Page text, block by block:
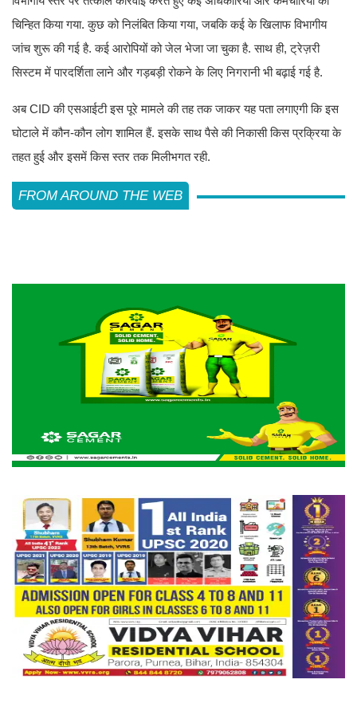
चिन्हित किया गया. कुछ को निलंबित किया गया, जबकि कई के खिलाफ विभागीय
जांच शुरू की गई है. कई आरोपियों को जेल भेजा जा चुका है. साथ ही, ट्रेज़री
सिस्टम में पारदर्शिता लाने और गड़बड़ी रोकने के लिए निगरानी भी बढ़ाई गई है.
अब CID की एसआईटी इस पूरे मामले की तह तक जाकर यह पता लगाएगी कि इस
घोटाले में कौन-कौन लोग शामिल हैं. इसके साथ पैसे की निकासी किस प्रक्रिया के
तहत हुई और इसमें किस स्तर तक मिलीभगत रही.
FROM AROUND THE WEB